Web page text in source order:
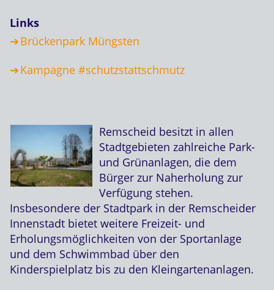
Remscheid besitzt in allen
Stadtgebieten zahlreiche Park-
und Grünanlagen, die dem
Bürger zur Naherholung zur
Verfügung stehen.
Insbesondere der Stadtpark in der Remscheider
Innenstadt bietet weitere Freizeit- und
Erholungsmöglichkeiten von der Sportanlage
und dem Schwimmbad über den
Kinderspielplatz bis zu den Kleingartenanlagen.
Links
Brückenpark Müngsten
Kampagne #schutzstattschmutz